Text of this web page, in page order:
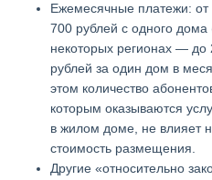
Ежемесячные платежи: от
700 рублей с одного дома
некоторых регионах — до
рублей за один дом в
этом количество
которым оказываются
в жилом доме, не влияет
стоимость размещения.
Другие «относительно